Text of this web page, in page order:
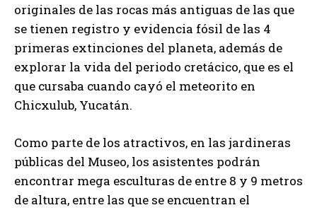
originales de las rocas más antiguas de las que
se tienen registro y evidencia fósil de las 4
primeras extinciones del planeta, además de
explorar la vida del periodo cretácico, que es el
que cursaba cuando cayó el meteorito en
Chicxulub, Yucatán.
Como parte de los atractivos, en las jardineras
públicas del Museo, los asistentes podrán
encontrar mega esculturas de entre 8 y 9 metros
de altura, entre las que se encuentran el